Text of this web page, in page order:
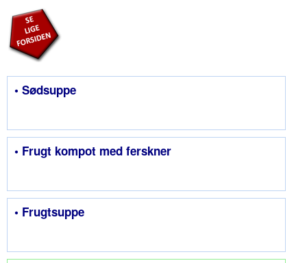
• Sødsuppe
• Frugt kompot med ferskner
• Frugtsuppe